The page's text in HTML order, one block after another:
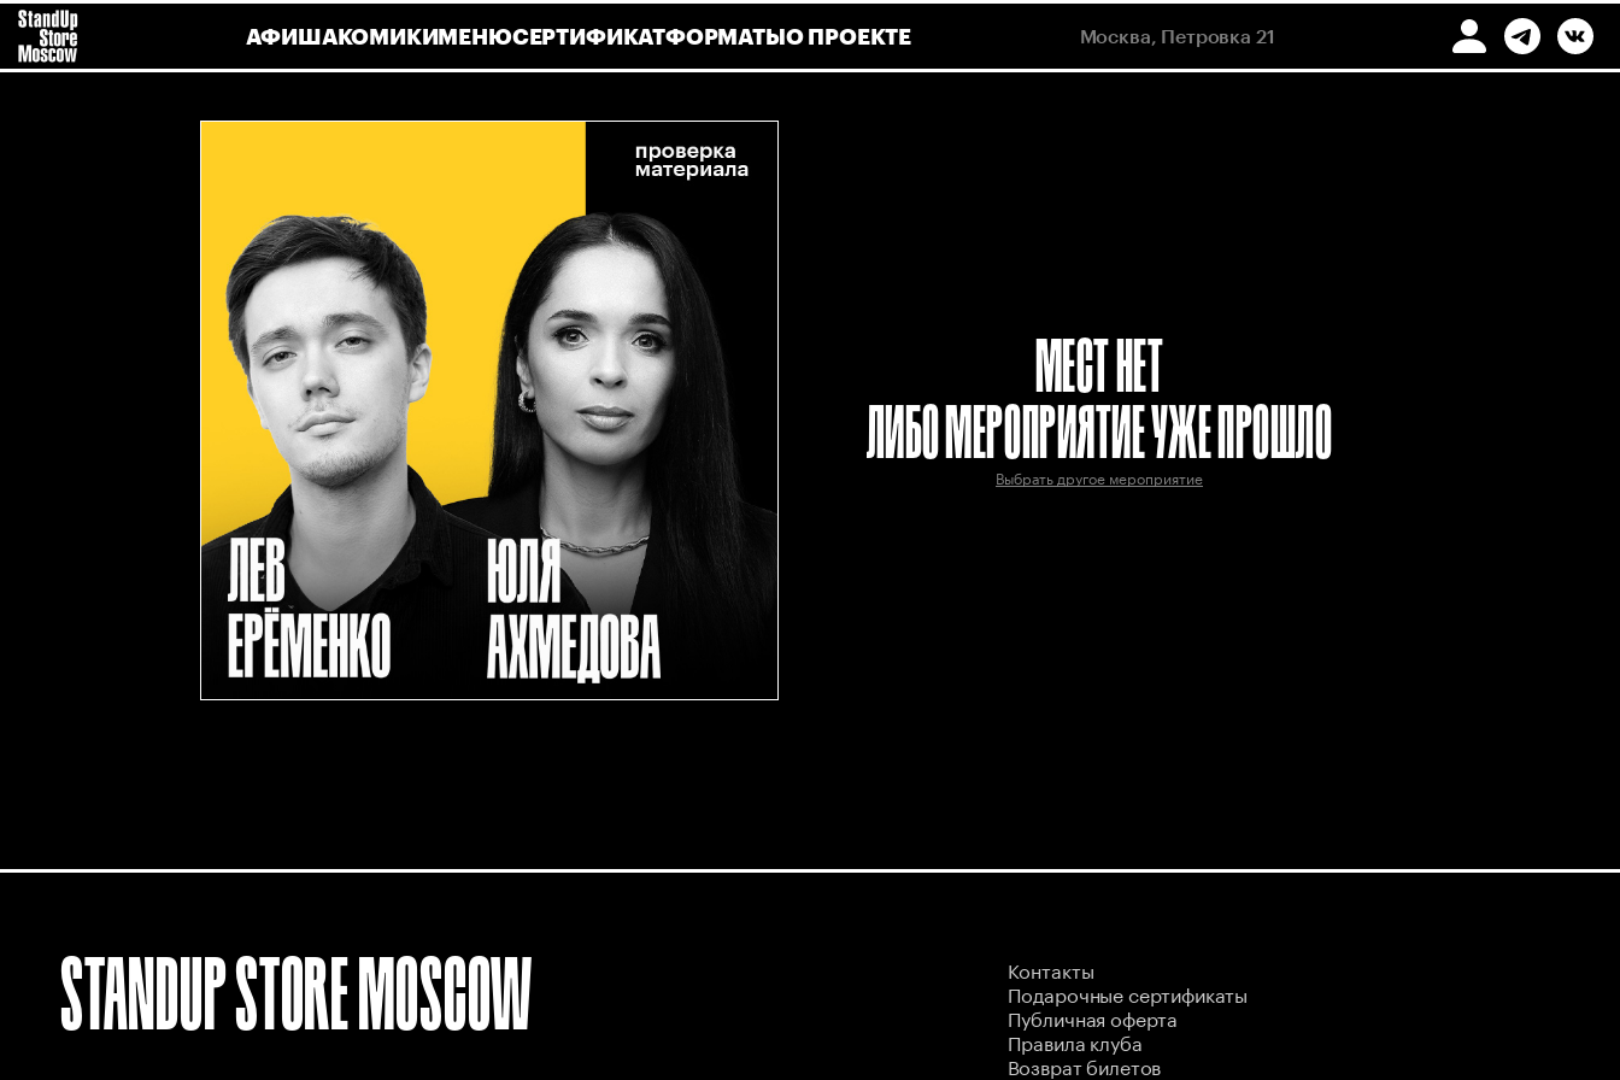
АФИШАКОМИКИМЕНЮСЕРТИФИКАТФОРМАТЫО ПРОЕКТЕ Москва, Петровка 21
МЕСТ НЕТ
ЛИБО МЕРОПРИЯТИЕ УЖЕ ПРОШЛО
Выбрать другое мероприятие
STANDUPSTOREMOSCOW
Контакты
Подарочные сертификаты
Публичная оферта
Правила клуба
Возврат билетов